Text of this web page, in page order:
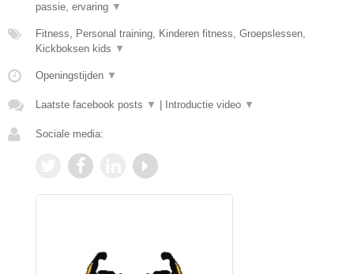
passie, ervaring ▼
Fitness, Personal training, Kinderen fitness, Groepslessen,
Kickboksen kids ▼
Openingstijden ▼
Laatste facebook posts ▼ Introductie video ▼
Sociale media: